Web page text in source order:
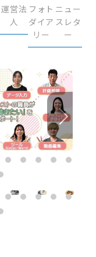
運営法
人
フォト
ダイア
リー
ニュー
スレタ
ー